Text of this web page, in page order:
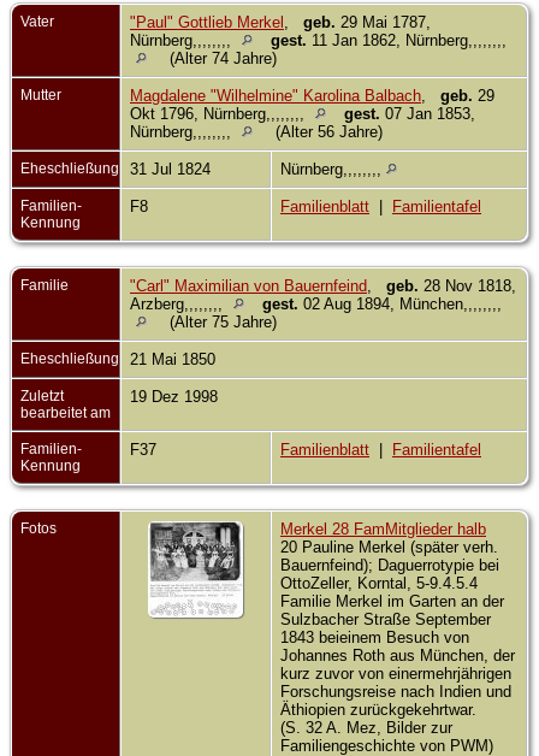
Vater "Paul" Gottlieb Merkel geb. 29 Mai 1787,
Nürnberg,,,,,,,,
gest. 11 Jan 1862, Nürnberg,,,,,,,,
(Alter 74 Jahre)
Mutter Magdalene "Wilhelmine" Karolina Balbach geb. 29
Okt 1796, Nürnberg,,,,,,,,
gest. 07 Jan 1853,
Nürnberg,,,,,,,,
(Alter 56 Jahre)
Eheschließung 31 Jul 1824 Nürnberg,,,,,,,,
Familien-
Kennung
F8 Familienblatt Familientafel
Familie "Carl" Maximilian von Bauernfeind geb. 28 Nov 1818,
Arzberg,,,,,,,,
gest. 02 Aug 1894, München,,,,,,,,
(Alter 75 Jahre)
Eheschließung 21 Mai 1850
Zuletzt
bearbeitet am
19 Dez 1998
Familien-
Kennung
F37 Familienblatt Familientafel
Fotos
Merkel 28 FamMitglieder halb
20 Pauline Merkel (später verh.
Bauernfeind); Daguerrotypie bei
OttoZeller, Korntal, 5-9.4.5.4
Familie Merkel im Garten an der
Sulzbacher Straße September
1843 beieinem Besuch von
Johannes Roth aus München, der
kurz zuvor von einermehrjährigen
Forschungsreise nach Indien und
Äthiopien zurückgekehrtwar.
(S. 32 A. Mez, Bilder zur
Familiengeschichte von PWM)